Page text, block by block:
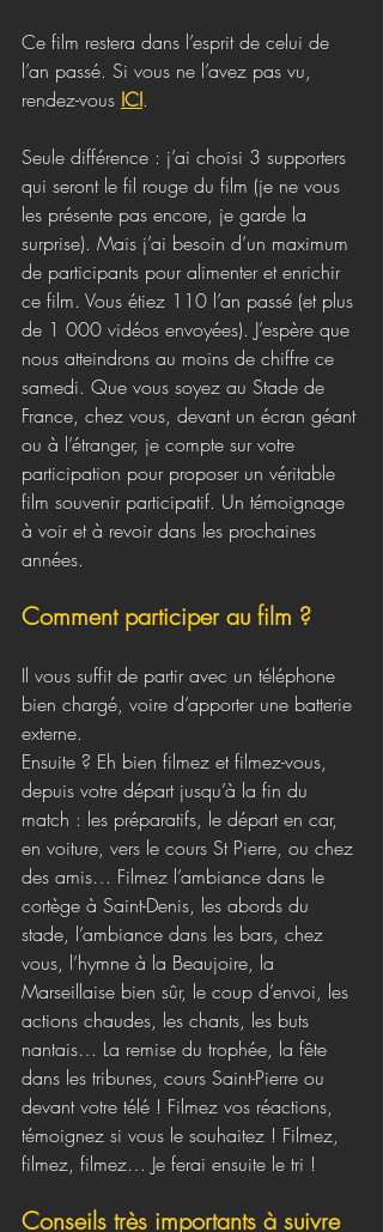
Ce film restera dans l’esprit de celui de
l’an passé. Si vous ne l’avez pas vu,
rendez-vous ICI.
Seule différence : j’ai choisi 3 supporters
qui seront le fil rouge du film (je ne vous
les présente pas encore, je garde la
surprise). Mais j’ai besoin d’un maximum
de participants pour alimenter et enrichir
ce film. Vous étiez 110 l’an passé (et plus
de 1 000 vidéos envoyées). J’espère que
nous atteindrons au moins de chiffre ce
samedi. Que vous soyez au Stade de
France, chez vous, devant un écran géant
ou à l’étranger, je compte sur votre
participation pour proposer un véritable
film souvenir participatif. Un témoignage
à voir et à revoir dans les prochaines
années.
Comment participer au film ?
Il vous suffit de partir avec un téléphone
bien chargé, voire d’apporter une batterie
externe.
Ensuite ? Eh bien filmez et filmez-vous,
depuis votre départ jusqu’à la fin du
match : les préparatifs, le départ en car,
en voiture, vers le cours St Pierre, ou chez
des amis… Filmez l’ambiance dans le
cortège à Saint-Denis, les abords du
stade, l’ambiance dans les bars, chez
vous, l’hymne à la Beaujoire, la
Marseillaise bien sûr, le coup d’envoi, les
actions chaudes, les chants, les buts
nantais… La remise du trophée, la fête
dans les tribunes, cours Saint-Pierre ou
devant votre télé ! Filmez vos réactions,
témoignez si vous le souhaitez ! Filmez,
filmez, filmez… Je ferai ensuite le tri !
Conseils très importants à suivre